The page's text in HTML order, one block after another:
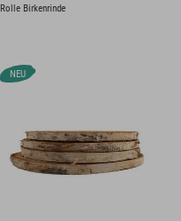
Rolle Birkenrinde
NEU